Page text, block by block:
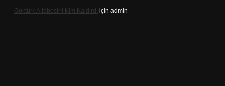
Göktürk Alfabesini Kim Kaldırdı için admin